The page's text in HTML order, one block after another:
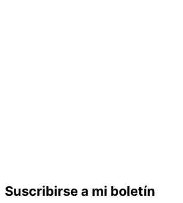
Suscribirse a mi boletín